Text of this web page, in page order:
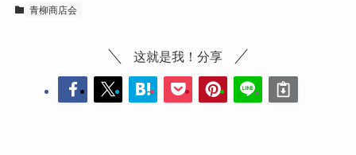
青柳商店会
这就是我！分享